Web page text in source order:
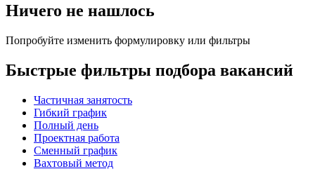
Ничего не нашлось
Попробуйте изменить формулировку или фильтры
Быстрые фильтры подбора вакансий
Частичная занятость
Гибкий график
Полный день
Проектная работа
Сменный график
Вахтовый метод